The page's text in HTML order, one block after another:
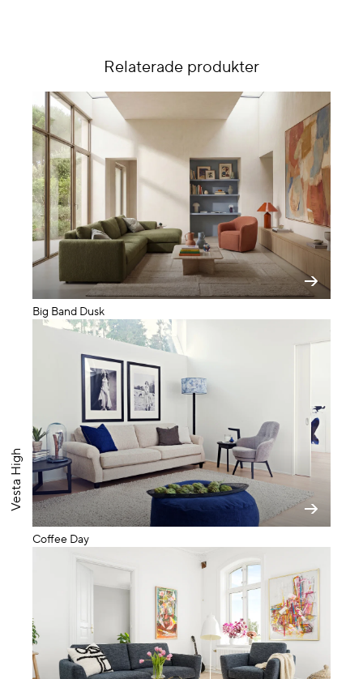
Vesta High
Relaterade produkter
Big Band Dusk
Coffee Day